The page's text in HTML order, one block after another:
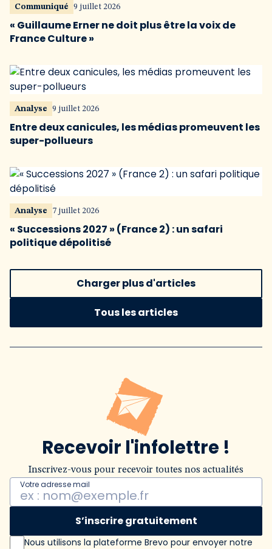
Communiqué 9 juillet 2026
« Guillaume Erner ne doit plus être la voix de
France Culture »
Analyse 9 juillet 2026
Entre deux canicules, les médias promeuvent les
super-pollueurs
Analyse 7 juillet 2026
« Successions 2027 » (France 2) : un safari
politique dépolitisé
Charger plus d'articles
Tous les articles
Recevoir l'infolettre !
Inscrivez-vous pour recevoir toutes nos actualités
Votre adresse mail
S’inscrire gratuitement
Nous utilisons la plateforme Brevo pour envoyer notre